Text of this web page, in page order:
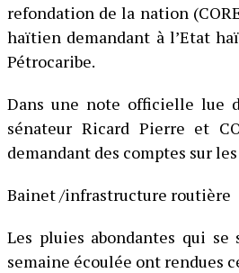
refondation de la nation
haïtien demandant à l’Etat
Pétrocaribe.
Dans une note officielle lue
sénateur Ricard Pierre et
demandant des comptes sur
Bainet /infrastructure routière
Les pluies abondantes qui
semaine écoulée ont rendues